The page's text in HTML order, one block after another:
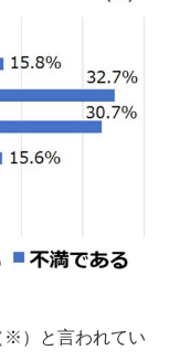
※）と言われてい